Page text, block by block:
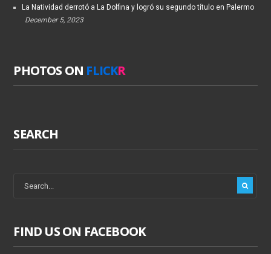
La Natividad derrotó a La Dolfina y logró su segundo título en Palermo
December 5, 2023
PHOTOS ON FLICKR
SEARCH
FIND US ON FACEBOOK